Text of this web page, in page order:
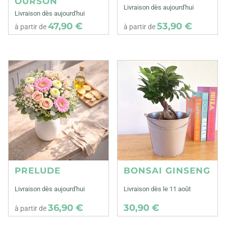
Livraison dès aujourd'hui
à partir de47,90 €
Livraison dès aujourd'hui
à partir de53,90 €
PRELUDE
Livraison dès aujourd'hui
à partir de36,90 €
BONSAI GINSENG
Livraison dès le 11 août
30,90 €